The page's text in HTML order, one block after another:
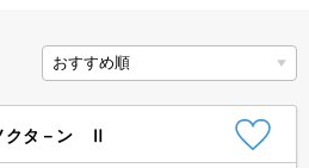
クタ－ン Ⅱ